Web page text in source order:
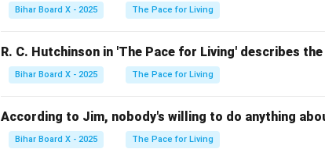
Bihar Board X - 2025 The Pace for Living
R. C. Hutchinson in 'The Pace for Living' describes
Bihar Board X - 2025 The Pace for Living
According to Jim, nobody's willing to do anything
Bihar Board X - 2025 The Pace for Living